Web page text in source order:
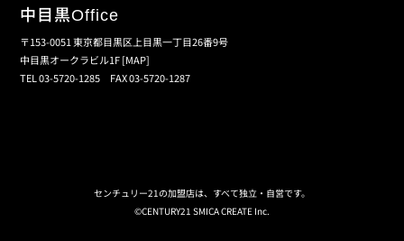
中目黒Office
〒153-0051 東京都目黒区上目黒一丁目26番9号
中目黒オークラビル1F[MAP]
TEL 03-5720-1285 FAX 03-5720-1287
センチュリー21の加盟店は、すべて独立・自営です。
©CENTURY21 SMICA CREATE Inc.